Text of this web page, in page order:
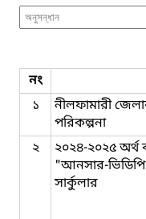
নং
১
নীলফামারী
পরিকল্পনা
২
২০২৪-২০২৫ অর্থ
"আনসার-
সার্কুলার